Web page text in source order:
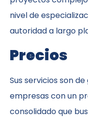
nivel de
autoridad a largo
Precios
Sus servicios son
empresas con un
consolidado que